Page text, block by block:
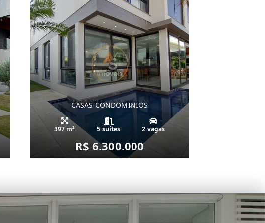
CASAS CONDOMINIOS
397 m² 5 suítes 2 vagas
R$ 6.300.000